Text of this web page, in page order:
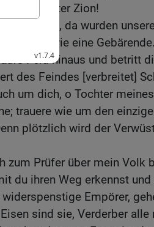
o Tochter Zion!
hörten, da wurden
Wehen wie eine Gebärende.
Feld hinaus und betritt
des Feindes [verbreitet]
um dich, o Tochter
trauere wie um den
plötzlich wird der
zum Prüfer über mein Volk
du ihren Weg erkennst
Empörer,
sind sie, Verderber alle